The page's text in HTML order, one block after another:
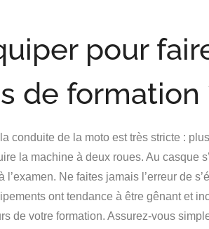
pour
de formation
conduite de la moto est très stricte :
la machine à deux roues. Au casque
Ne faites jamais l’erreur de
ont tendance à être gênant et
de votre formation. Assurez-vous